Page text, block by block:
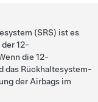
(SRS) ist es
12-
die 12-
das Rückhaltesystem-
der Airbags im